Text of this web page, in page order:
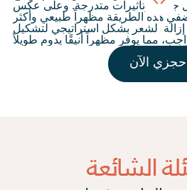
الآن
الشائعة